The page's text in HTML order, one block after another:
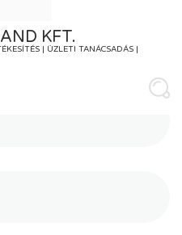
KFT.
| ÜZLETI TANÁCSADÁS |